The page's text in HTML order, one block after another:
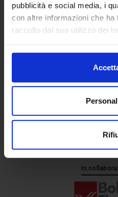
pubblicità e social media, i
con altre informazioni che ha
raccolto dal suo utilizzo dei
+ 39
+ 39
In